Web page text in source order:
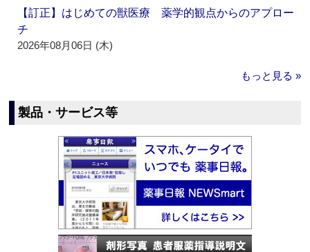
【訂正】はじめての獣医療 薬学的観点からのアプロー
チ
2026年08月06日 (木)
もっと見る »
製品・サービス等